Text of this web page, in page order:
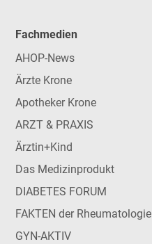
Fachmedien
AHOP-News
Ärzte Krone
Apotheker Krone
ARZT & PRAXIS
Ärztin+Kind
Das Medizinprodukt
DIABETES FORUM
FAKTEN der Rheumatologie
GYN-AKTIV